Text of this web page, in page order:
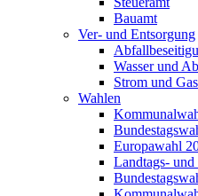
Bauamt
Ver- und Entsorgung
Wasser und
Strom und Gas
Wahlen
Europawahl
Landtags-